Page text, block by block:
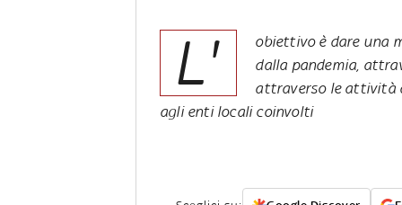
L'
obiettivo è dare una
dalla pandemia,
attraverso le attività
agli enti locali coinvolti